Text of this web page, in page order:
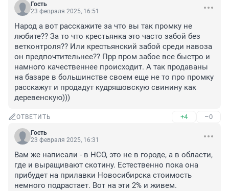
Гость
23 февраля 2025, 16:51
Народ а вот расскажите за что вы так промку не
любите?? За то что крестьянка это часто забой без
ветконтроля?? Или крестьянский забой среди навоза
он предпочтительнее?? Прр пром забое все быстро и
намного качественнее происходит. А так продаваны
на базаре в большинстве своем еще не то про промку
расскажут и продадут кудряшовскую свинину как
деревенскую)))
ОТВЕТИТЬ +4 –0
Гость
23 февраля 2025, 16:31
Вам же написали - в НСО, это не в городе, а в области,
где и выращивают скотину. Естественно пока она
прибудет на прилавки Новосибирска стоимость
немного подрастает. Вот на эти 2% и живем.